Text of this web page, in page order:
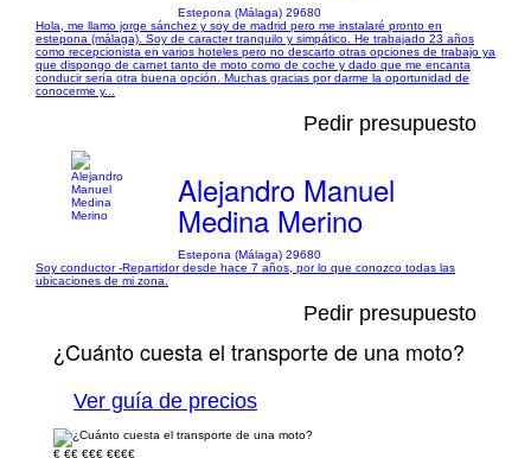
Estepona (Málaga) 29680
Hola, me llamo jorge sánchez y soy de madrid pero me instalaré pronto en
estepona (málaga). Soy de caracter tranquilo y simpático. He trabajado 23 años
como recepcionista en varios hoteles pero no descarto otras opciones de trabajo ya
que dispongo de carnet tanto de moto como de coche y dado que me encanta
conducir sería otra buena opción. Muchas gracias por darme la oportunidad de
conocerme y...
Pedir presupuesto
Alejandro Manuel
Medina Merino
Estepona (Málaga) 29680
Soy conductor -Repartidor desde hace 7 años, por lo que conozco todas las
ubicaciones de mi zona.
Pedir presupuesto
¿Cuánto cuesta el transporte de una moto?
Ver guía de precios
€ €€ €€€ €€€€